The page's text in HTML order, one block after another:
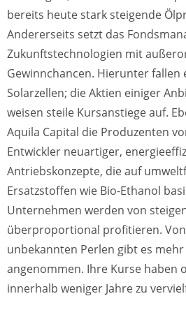
bereits heute stark steigende
Andererseits setzt das
Zukunftstechnologien mit
Gewinnchancen. Hierunter fallen
Solarzellen; die Aktien einiger
weisen steile Kursanstiege auf.
Aquila Capital die Produzenten
Entwickler neuartiger,
Antriebskonzepte, die auf
Ersatzstoffen wie Bio-Ethanol
Unternehmen werden von
überproportional profitieren.
unbekannten Perlen gibt es
angenommen. Ihre Kurse haben
innerhalb weniger Jahre zu